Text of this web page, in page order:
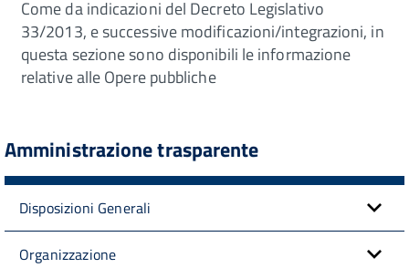
Come da indicazioni del Decreto Legislativo
33/2013, e successive modificazioni/integrazioni, in
questa sezione sono disponibili le informazione
relative alle Opere pubbliche
Amministrazione trasparente
Disposizioni Generali
Organizzazione